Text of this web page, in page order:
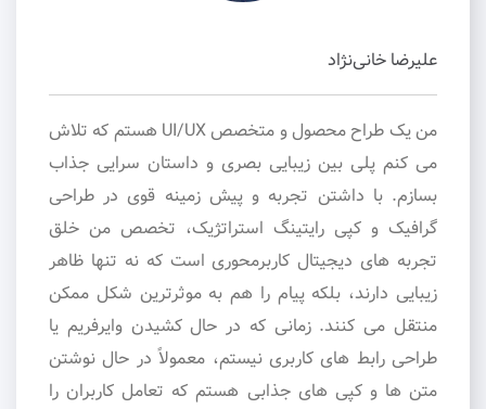
علیرضا خانی‌نژاد
من یک طراح محصول و متخصص UI/UX هستم که تلاش
می کنم پلی بین زیبایی بصری و داستان سرایی جذاب
بسازم. با داشتن تجربه و پیش زمینه قوی در طراحی
گرافیک و کپی رایتینگ استراتژیک، تخصص من خلق
تجربه های دیجیتال کاربرمحوری است که نه تنها ظاهر
زیبایی دارند، بلکه پیام را هم به موثرترین شکل ممکن
منتقل می کنند. زمانی که در حال کشیدن وایرفریم یا
طراحی رابط های کاربری نیستم، معمولاً در حال نوشتن
متن ها و کپی های جذابی هستم که تعامل کاربران را